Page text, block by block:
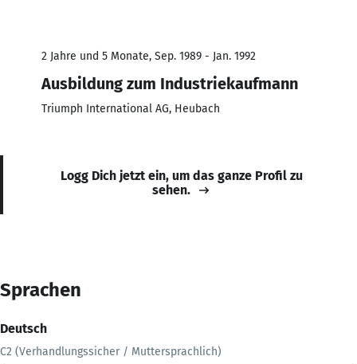
2 Jahre und 5 Monate, Sep. 1989 - Jan. 1992
Ausbildung zum Industriekaufmann
Triumph International AG, Heubach
Logg Dich jetzt ein, um das ganze Profil zu
sehen.
Sprachen
Deutsch
C2 (Verhandlungssicher / Muttersprachlich)